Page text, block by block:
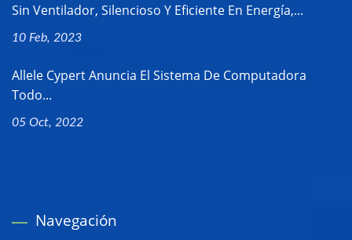
Sin Ventilador, Silencioso Y Eficiente En Energía,...
10 Feb, 2023
Allele Cypert Anuncia El Sistema De Computadora
Todo...
05 Oct, 2022
Navegación